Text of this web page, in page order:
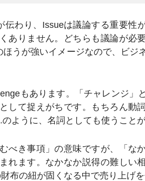
伝わり、Issueは議論する重要性
ありません。どちらも議論が必
うが強いイメージなので、ビジ
もあります。「チャレンジ」
して捉えがちです。もちろん動
ように、名詞としても使うことが
べき事項」の意味ですが、「な
れます。なかなか説得の難しい
布の紐が固くなる中で売り上げ